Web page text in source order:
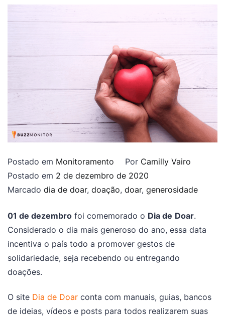
Postado em Monitoramento Por Camilly Vairo
Postado em 2 de dezembro de 2020
Marcado dia de doar, doação, doar, generosidade
01 de dezembro foi comemorado o Dia de Doar.
Considerado o dia mais generoso do ano, essa data
incentiva o país todo a promover gestos de
solidariedade, seja recebendo ou entregando
doações.
O site Dia de Doar conta com manuais, guias, bancos
de ideias, vídeos e posts para todos realizarem suas